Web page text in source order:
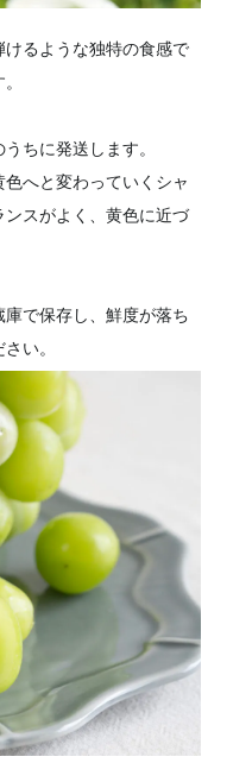
るような独特の食感で
ちに発送します。
へと変わっていくシャ
スがよく、黄色に近づ
で保存し、鮮度が落ち
い。